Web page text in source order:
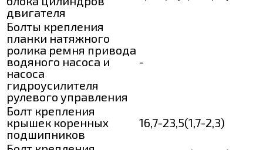
двигателя
Болты крепления
планки натяжного
ролика ремня привода
водяного насоса и
насоса
гидроусилителя
рулевого управления
-
Болт крепления
крышек коренных
подшипников
16,7-23,5(1,7-2,3)